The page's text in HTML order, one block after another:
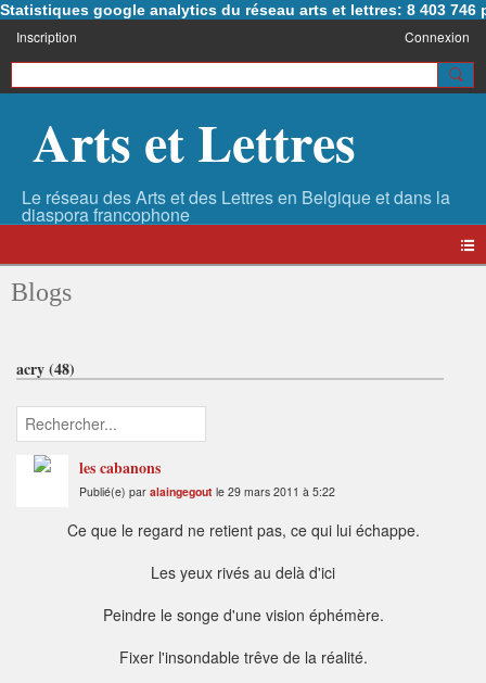
Statistiques google analytics du réseau arts et lettres: 8 403 746
Inscription Connexion
Arts et Lettres
Blogs
acry (48)
les cabanons
Publié(e) par alaingegout le 29 mars 2011 à 5:22
Ce que le regard ne retient pas, ce qui lui échappe.
Les yeux rivés au delà d'ici
Peindre le songe d'une vision éphémère.
Fixer l'insondable trêve de la réalité.